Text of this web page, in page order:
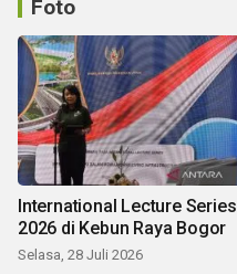
Foto
International Lecture Series
2026 di Kebun Raya Bogor
Selasa, 28 Juli 2026